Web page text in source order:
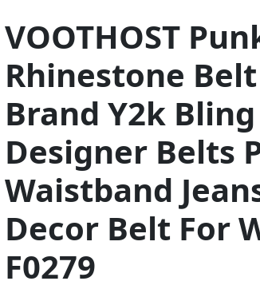
VOOTHOST
Rhinestone
Brand Y2k
Designer Belts
Waistband
Decor Belt For
F0279